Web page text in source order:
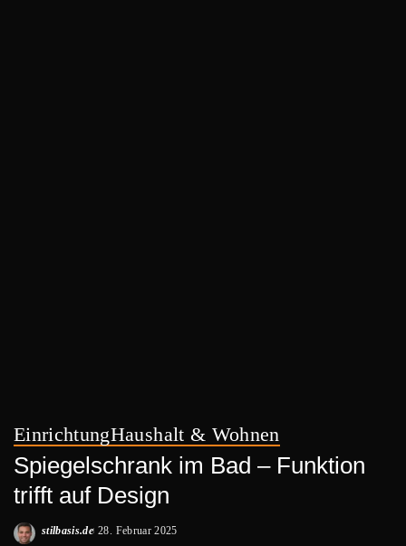
EinrichtungHaushalt & Wohnen
Spiegelschrank im Bad – Funktion
trifft auf Design
Posted
stilbasis.de 28. Februar 2025